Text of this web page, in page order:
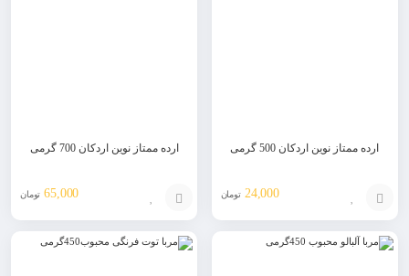
ارده ممتاز نوین اردکان 500 گرمی
24,000 تومان
ارده ممتاز نوین اردکان 700 گرمی
65,000 تومان